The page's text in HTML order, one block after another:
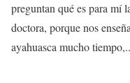
preguntan qué es para mí
doctora, porque nos
ayahuasca mucho